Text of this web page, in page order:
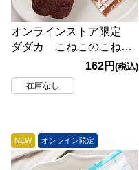
オンラインストア限定
ダダカ こねこのこねこ
ね にくきゅうフィナン
シェ ショコラ 1個
162円(税込)
在庫なし
NEW オンライン限定